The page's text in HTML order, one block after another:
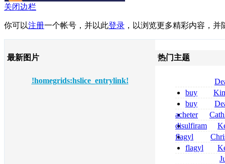
关闭边栏
你可以注册一个帐号，并以此登录 ，以浏览更多精彩内容，
最新图片
!homegrids:hslice_entrylink!
热门主题
tizanidine
sans
buy
zolpidem usa
buy
pregabalin 300
pregabalin 300
acheter
dapsone site
disulfiram
sans
flagyl
senza
flagyl si può co
flagyl
online